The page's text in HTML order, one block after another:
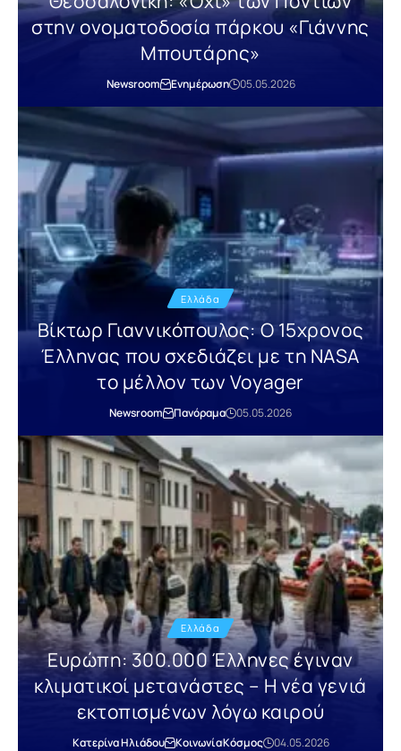
στην ονοματοδοσία πάρκου «Γιάννης
Μπουτάρης»
Newsroom Ενημέρωση 05.05.2026
Ελλάδα
Βίκτωρ Γιαννικόπουλος: Ο 15χρονος
Έλληνας που σχεδιάζει με τη NASA
το μέλλον των Voyager
Newsroom Πανόραμα 05.05.2026
Ελλάδα
Ευρώπη: 300.000 Έλληνες έγιναν
κλιματικοί μετανάστες – Η νέα γενιά
εκτοπισμένων λόγω καιρού
Κατερίνα Ηλιάδου ΚοινωνίαΚόσμος 04.05.2026